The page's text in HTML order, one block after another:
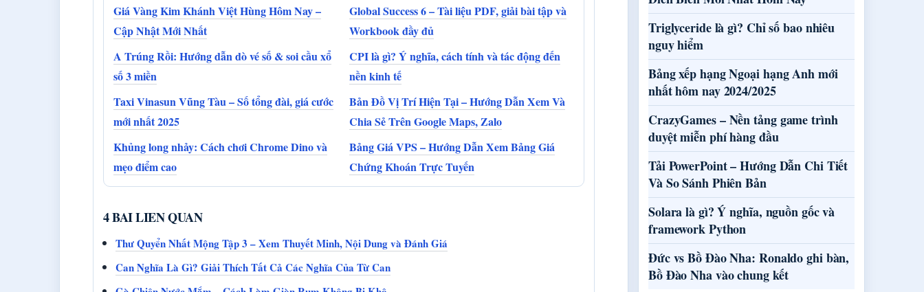
Giá Vàng Kim Khánh Việt Hùng Hôm Nay –
Cập Nhật Mới Nhất
Global Success 6 – Tài liệu PDF, giải bài tập và
Workbook đầy đủ
A Trúng Rồi: Hướng dẫn dò vé số & soi cầu xổ
số 3 miền
CPI là gì? Ý nghĩa, cách tính và tác động đến
nền kinh tế
Taxi Vinasun Vũng Tàu – Số tổng đài, giá cước
mới nhất 2025
Bản Đồ Vị Trí Hiện Tại – Hướng Dẫn Xem Và
Chia Sẻ Trên Google Maps, Zalo
Khủng long nhảy: Cách chơi Chrome Dino và
mẹo điểm cao
Bảng Giá VPS – Hướng Dẫn Xem Bảng Giá
Chứng Khoán Trực Tuyến
4 BAI LIEN QUAN
Thư Quyển Nhất Mộng Tập 3 – Xem Thuyết Minh, Nội Dung và Đánh Giá
Can Nghĩa Là Gì? Giải Thích Tất Cả Các Nghĩa Của Từ Can
Triglyceride là gì? Chỉ số bao nhiêu
nguy hiểm
Bảng xếp hạng Ngoại hạng Anh mới
nhất hôm nay 2024/2025
CrazyGames – Nền tảng game trình
duyệt miễn phí hàng đầu
Tải PowerPoint – Hướng Dẫn Chi Tiết
Và So Sánh Phiên Bản
Solara là gì? Ý nghĩa, nguồn gốc và
framework Python
Đức vs Bồ Đào Nha: Ronaldo ghi bàn,
Bồ Đào Nha vào chung kết